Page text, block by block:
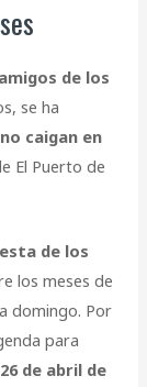
de los
se ha
caigan en
El Puerto de
de los
los meses de
domingo. Por
para
de abril de